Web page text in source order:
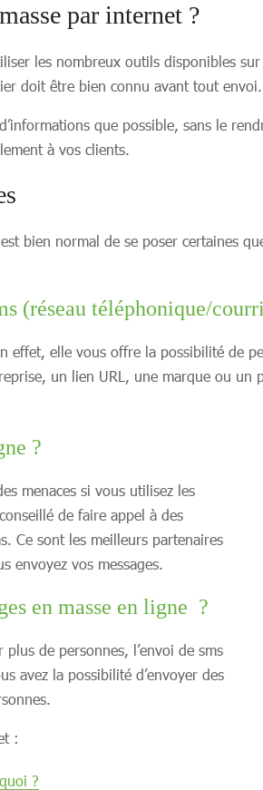
par internet ?
les nombreux outils disponibles
doit être bien connu avant tout envoi.
que possible, sans le
à vos clients.
bien normal de se poser certaines
(réseau téléphonique/
effet, elle vous offre la possibilité de
un lien URL, une marque ou
?
menaces si vous utilisez les
de faire appel à des
Ce sont les meilleurs partenaires
envoyez vos messages.
en masse en ligne ?
de personnes, l’envoi de sms
avez la possibilité d’envoyer des
:
?